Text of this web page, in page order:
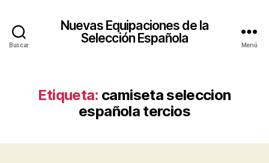
Buscar
Nuevas Equipaciones de la
Selección Española
Menú
Etiqueta: camiseta seleccion
española tercios